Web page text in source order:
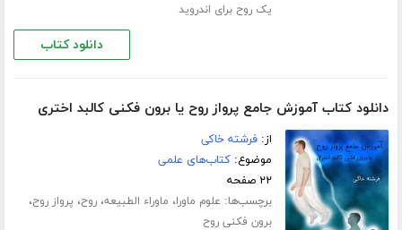
یک روح برای اندروید
دانلود کتاب
دانلود کتاب آموزش جامع پرواز روح یا برون فکنی کالبد اختری
از:فرشته خاکی
موضوع:کتاب‌های علمی
۲۲ صفحه
برچسب‌ها: علوم ماورا، ماوراء الطبیعه،روح، پرواز روح،
برون فکنی روح